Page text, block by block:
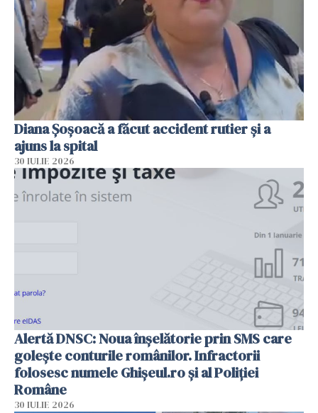
Diana Șoșoacă a făcut accident rutier și a
ajuns la spital
30 IULIE 2026
Alertă DNSC: Noua înșelătorie prin SMS care
golește conturile românilor. Infractorii
folosesc numele Ghișeul.ro și al Poliției
Române
30 IULIE 2026